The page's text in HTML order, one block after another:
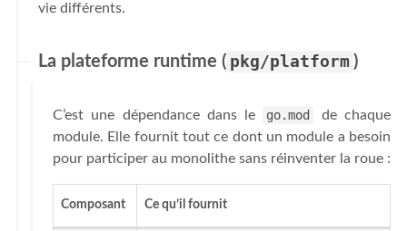
vie différents.
La plateforme runtime ( pkg/platform )
C’est une dépendance dans le go.mod
de chaque
module. Elle fournit tout ce dont un module a besoin
pour participer au monolithe sans réinventer la roue :
Composant Ce qu’il fournit